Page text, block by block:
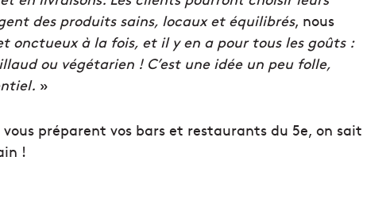
des produits sains, locaux et équilibrés, nous
onctueux à la fois, et il y en a pour tous les goûts :
ou végétarien ! C’est une idée un peu folle,
»
préparent vos bars et restaurants du 5e, on sait
!